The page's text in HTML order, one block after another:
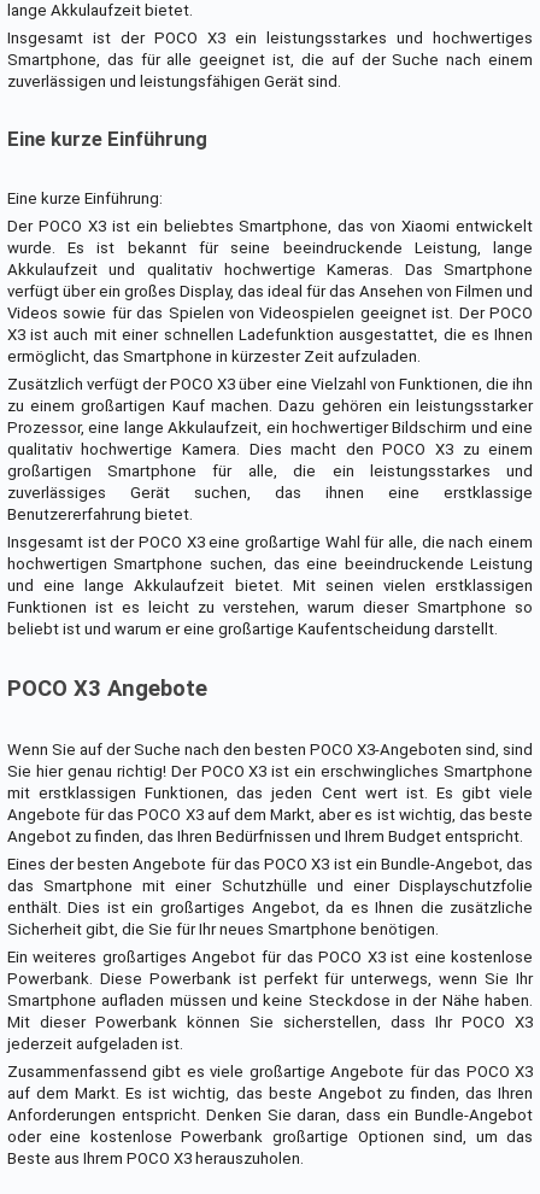
lange Akkulaufzeit bietet.
Insgesamt ist der POCO X3 ein leistungsstarkes und hochwertiges
Smartphone, das für alle geeignet ist, die auf der Suche nach einem
zuverlässigen und leistungsfähigen Gerät sind.
Eine kurze Einführung
Eine kurze Einführung:
Der POCO X3 ist ein beliebtes Smartphone, das von Xiaomi entwickelt
wurde. Es ist bekannt für seine beeindruckende Leistung, lange
Akkulaufzeit und qualitativ hochwertige Kameras. Das Smartphone
verfügt über ein großes Display, das ideal für das Ansehen von Filmen und
Videos sowie für das Spielen von Videospielen geeignet ist. Der POCO
X3 ist auch mit einer schnellen Ladefunktion ausgestattet, die es Ihnen
ermöglicht, das Smartphone in kürzester Zeit aufzuladen.
Zusätzlich verfügt der POCO X3 über eine Vielzahl von Funktionen, die ihn
zu einem großartigen Kauf machen. Dazu gehören ein leistungsstarker
Prozessor, eine lange Akkulaufzeit, ein hochwertiger Bildschirm und eine
qualitativ hochwertige Kamera. Dies macht den POCO X3 zu einem
großartigen Smartphone für alle, die ein leistungsstarkes und
zuverlässiges Gerät suchen, das ihnen eine erstklassige
Benutzererfahrung bietet.
Insgesamt ist der POCO X3 eine großartige Wahl für alle, die nach einem
hochwertigen Smartphone suchen, das eine beeindruckende Leistung
und eine lange Akkulaufzeit bietet. Mit seinen vielen erstklassigen
Funktionen ist es leicht zu verstehen, warum dieser Smartphone so
beliebt ist und warum er eine großartige Kaufentscheidung darstellt.
POCO X3 Angebote
Wenn Sie auf der Suche nach den besten POCO X3-Angeboten sind, sind
Sie hier genau richtig! Der POCO X3 ist ein erschwingliches Smartphone
mit erstklassigen Funktionen, das jeden Cent wert ist. Es gibt viele
Angebote für das POCO X3 auf dem Markt, aber es ist wichtig, das beste
Angebot zu finden, das Ihren Bedürfnissen und Ihrem Budget entspricht.
Eines der besten Angebote für das POCO X3 ist ein Bundle-Angebot, das
das Smartphone mit einer Schutzhülle und einer Displayschutzfolie
enthält. Dies ist ein großartiges Angebot, da es Ihnen die zusätzliche
Sicherheit gibt, die Sie für Ihr neues Smartphone benötigen.
Ein weiteres großartiges Angebot für das POCO X3 ist eine kostenlose
Powerbank. Diese Powerbank ist perfekt für unterwegs, wenn Sie Ihr
Smartphone aufladen müssen und keine Steckdose in der Nähe haben.
Mit dieser Powerbank können Sie sicherstellen, dass Ihr POCO X3
jederzeit aufgeladen ist.
Zusammenfassend gibt es viele großartige Angebote für das POCO X3
auf dem Markt. Es ist wichtig, das beste Angebot zu finden, das Ihren
Anforderungen entspricht. Denken Sie daran, dass ein Bundle-Angebot
oder eine kostenlose Powerbank großartige Optionen sind, um das
Beste aus Ihrem POCO X3 herauszuholen.